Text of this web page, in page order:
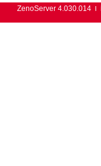
ZenoServer 4.030.014